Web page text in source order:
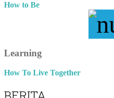
How to Be
Learning
How To Live Together